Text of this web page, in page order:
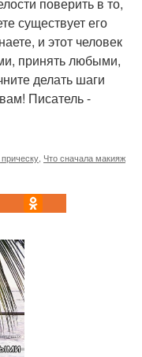
поверить в то,
существует его
и этот человек
принять любыми,
делать шаги
Писатель -
Что сначала макияж